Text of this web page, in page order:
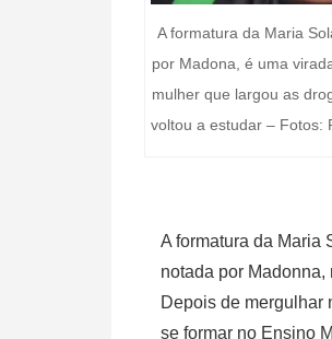
A formatura da Maria
por Madona, é uma
mulher que largou as
voltou a estudar – Fotos:
A formatura da Maria
notada por
Depois de mergulhar
se formar no Ensino